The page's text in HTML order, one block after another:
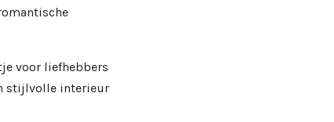
voor liefhebbers
stijlvolle interieur